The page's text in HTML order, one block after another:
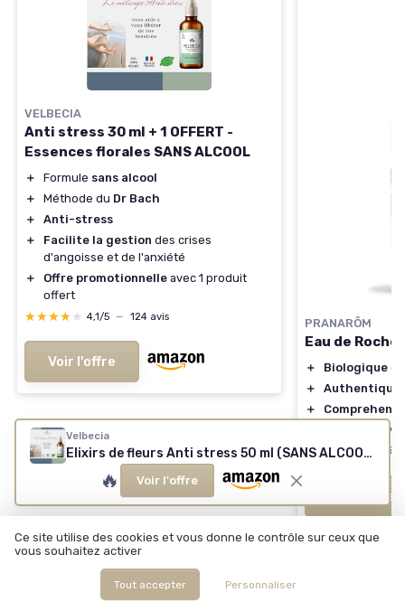
VELBECIA
Anti stress 30 ml + 1 OFFERT -
Essences florales SANS ALCOOL
＋ Formule sans alcool
＋
Méthode du Dr Bach
＋
Anti-stress
＋
Facilite la gestion des crises
d'angoisse et de l'anxiété
＋
Offre promotionnelle avec 1 produit
offert
★★★★★
★★★★★ 4,1/5 — 124 avis
Voir l'offre
PRANARÔM
Eau de Roche
＋ Biologique et
＋
Authentique
＋
★★★★★
★★★★★ 4,4/5
Voir l'offre
Velbecia
Elixirs de fleurs Anti stress 50 ml (SANS ALCOOL)
🔥 Voir l'offre
Ce site utilise des cookies et vous donne le contrôle sur ceux que
vous souhaitez activer
Tout accepter Personnaliser